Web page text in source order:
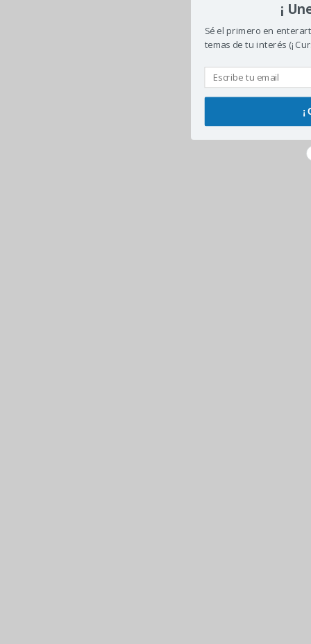
¡
Sé el primero en
temas de tu interés (¡
¡